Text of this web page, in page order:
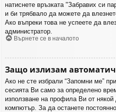
натиснете връзката "Забравих си
и би трябвало да можете да
Ако въпреки това не успеете да
администратор.
Върнете се в началото
Защо излизам
Ако не сте избрали “Запомни ме”
сесията Ви само за определено
използване на профила Ви от някой
компютър. За да останете